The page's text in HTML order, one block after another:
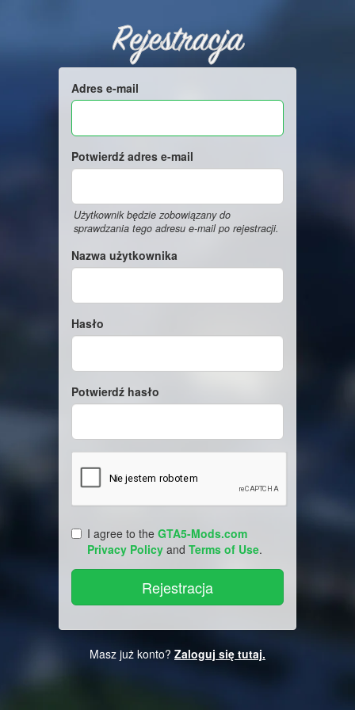
Rejestracja
Adres e-mail
Potwierdź adres e-mail
Użytkownik będzie zobowiązany do
sprawdzania tego adresu e-mail po rejestracji.
Nazwa użytkownika
Hasło
Potwierdź hasło
I agree to the GTA5-Mods.com
Privacy Policy and Terms of Use.
Masz już konto? Zaloguj się tutaj.